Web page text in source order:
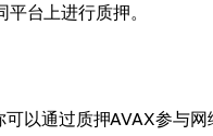
台上进行质押。
以通过质押AVAX参与网